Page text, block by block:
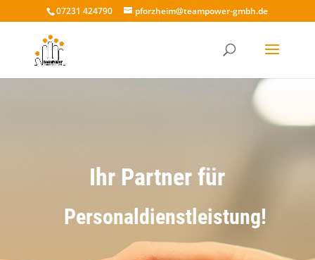
07231 424790 pforzheim@teampower-gmbh.de
Ihr Partner für
Personaldienstleistung!